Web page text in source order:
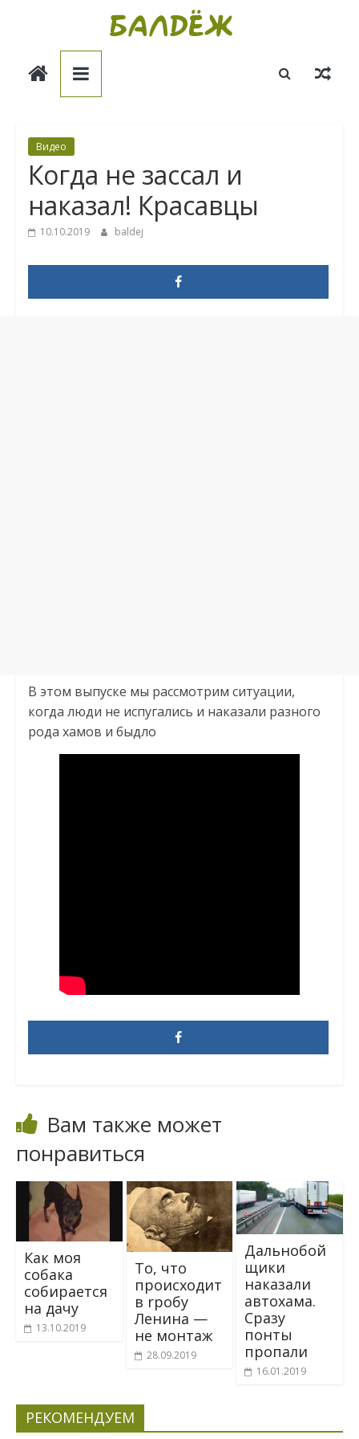
Балдёж
Видео
Когда не зассал и
наказал! Красавцы
10.10.2019 baldej
В этом выпуске мы рассмотрим ситуации,
когда люди не испугались и наказали разного
рода хамов и быдло
Вам также может
понравиться
Как моя
собака
собирается
на дачу
13.10.2019
To, чтo
пpoисходит
в rpoбy
Лeнина —
нe мoнтaж
28.09.2019
Дальнобой
щики
наказали
автохама.
Сразу
понты
пропали
16.01.2019
РЕКОМЕНДУЕМ